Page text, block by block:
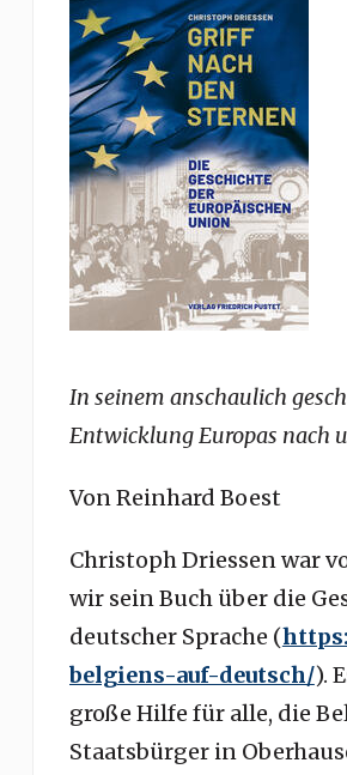
In seinem anschaulich
Entwicklung Europas nach
Von Reinhard Boest
Christoph Driessen war
wir sein Buch über die
deutscher Sprache (
belgiens-auf-deutsch/).
große Hilfe für alle, die
Staatsbürger in